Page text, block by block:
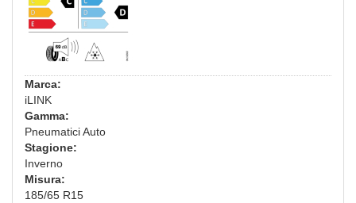
Marca:
iLINK
Gamma:
Pneumatici Auto
Stagione:
Inverno
Misura:
185/65 R15